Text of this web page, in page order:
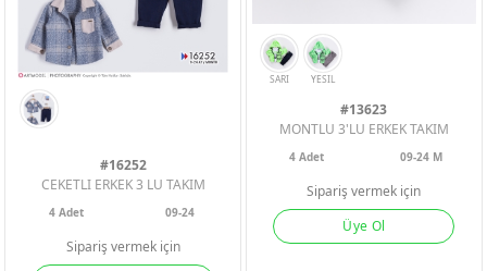
ERKEK BEBEK
KIZ BEBEK
ERKEK BEBEK
KIZ BEBEK
ERKEK BEBEK
KIZ BEBEK
#16252
CEKETLI ERKEK 3 LU TAKIM
4 Adet 09-24
Sipariş vermek için
#13623
MONTLU 3'LU ERKEK TAKIM
4Adet 09-24 M
Sipariş vermek için
Üye Ol